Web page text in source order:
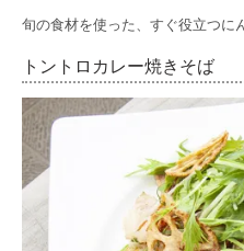
旬の食材を使った、すぐ役立つに
トントロカレー焼きそば